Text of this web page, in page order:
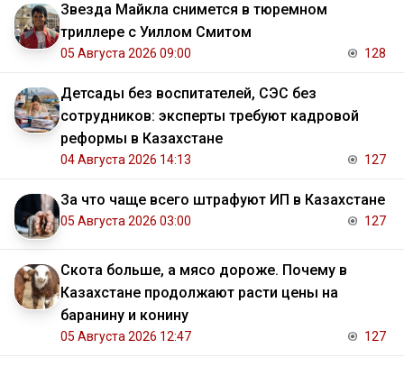
Звезда Майкла снимется в тюремном
триллере с Уиллом Смитом
05 Августа 2026 09:00 128
Детсады без воспитателей, СЭС без
сотрудников: эксперты требуют кадровой
реформы в Казахстане
04 Августа 2026 14:13 127
За что чаще всего штрафуют ИП в Казахстане
05 Августа 2026 03:00 127
Скота больше, а мясо дороже. Почему в
Казахстане продолжают расти цены на
баранину и конину
05 Августа 2026 12:47 127